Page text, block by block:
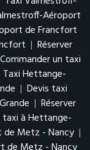
Aéroport
de Francfort
| Réserver
Commander un taxi
Taxi Hettange-
| Devis taxi
| Réserver
taxi à Hettange-
de Metz - Nancy |